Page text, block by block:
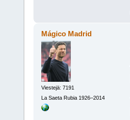
Mágico Madrid
Viestejä: 7191
La Saeta Rubia 1926–2014